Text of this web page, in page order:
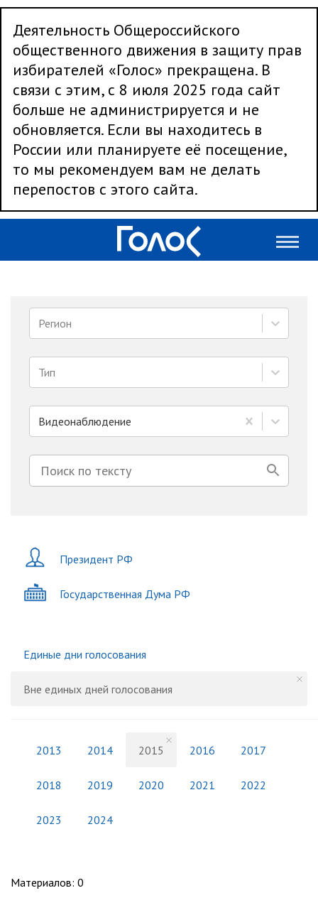
Деятельность Общероссийского
общественного движения в защиту прав
избирателей «Голос» прекращена. В
связи с этим, с 8 июля 2025 года сайт
больше не администрируется и не
обновляется. Если вы находитесь в
России или планируете её посещение,
то мы рекомендуем вам не делать
перепостов с этого сайта.
Регион
Тип
Видеонаблюдение
Президент РФ
Государственная Дума РФ
Единые дни голосования
Вне единых дней голосования
2013 2014 2015 2016 2017
2018 2019 2020 2021 2022
2023 2024
Материалов: 0